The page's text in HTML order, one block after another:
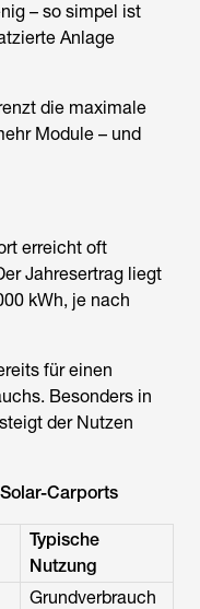
– so simpel ist
Anlage
die maximale
Module – und
erreicht oft
Jahresertrag liegt
kWh, je nach
für einen
Besonders in
der Nutzen
Carports
Typische
Nutzung
Grundverbrauch